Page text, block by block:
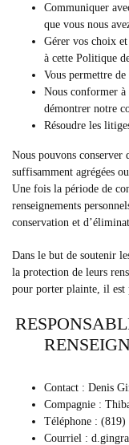
Communiquer
que vous nous
Gérer vos choix
à cette Politique
Vous permettre
Nous conformer à
démontrer notre
Résoudre les
Nous pouvons conserver
suffisamment agrégées
Une fois la période de
renseignements
conservation et
Dans le but de soutenir
la protection de leurs
pour porter plainte, il est
Contact : Denis
Compagnie :
Téléphone : (819)
Courriel :